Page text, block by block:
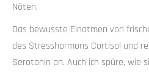
Nöten.
Das bewusste Einatmen von
des Stresshormons Cortisol und
Serotonin an. Auch ich spüre, wie